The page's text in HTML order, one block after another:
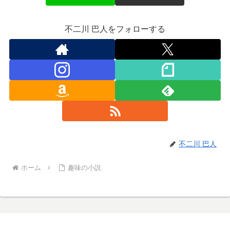
不二川 巴人をフォローする
不二川 巴人
ホーム 趣味の小説